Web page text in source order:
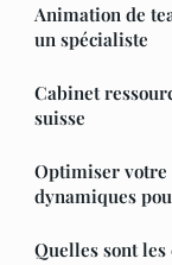
Animation de
un spécialiste
Cabinet
suisse
Optimiser votre
dynamiques
Quelles sont les